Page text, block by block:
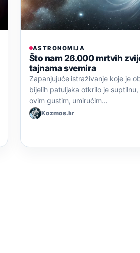
ASTRONOMIJA
Što nam 26.000 mrtvih
tajnama svemira
Zapanjujuće istraživanje koje je
bijelih patuljaka otkrilo je
ovim gustim, umirućim…
Kozmos.hr